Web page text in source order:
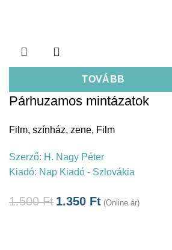
TOVÁBB
Párhuzamos mintázatok
Film, színház, zene, Film
Szerző: H. Nagy Péter
Kiadó: Nap Kiadó - Szlovákia
1.500Ft 1.350 Ft (Online ár)